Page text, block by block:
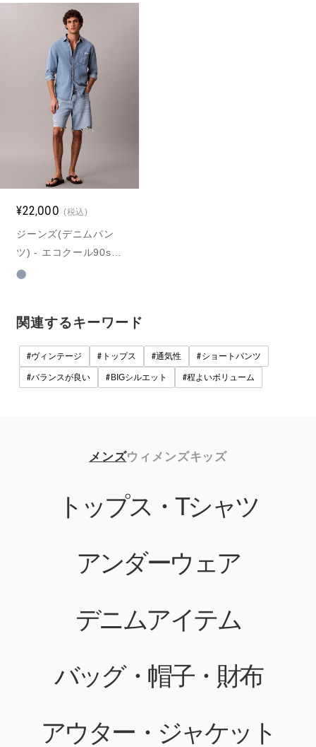
¥22,000 (税込)
ジーンズ(デニムパン
ツ) - エコクール90s
ショートパンツフェー
関連するキーワード
#ヴィンテージ # トップス #通気性 #ショートパンツ
#バランスが良い #BIGシルエット #程よいボリューム
メンズ
トップス・Tシャツ
アンダーウェア
デニムアイテム
バッグ・帽子・財布
アウター・ジャケット
ウィメンズキッズ